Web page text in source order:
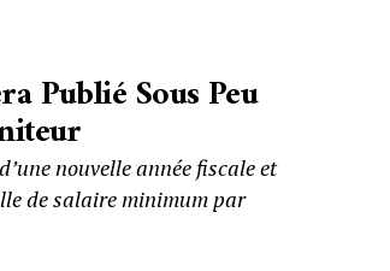
Publié Sous Peu
nouvelle année fiscale et
de salaire minimum par